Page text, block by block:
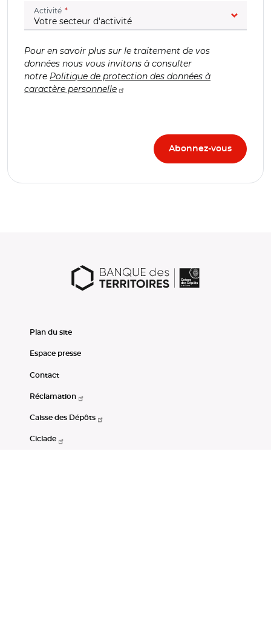
Activité (champ obligatoire)
Pour en savoir plus sur le traitement de vos
données nous vous invitons à consulter
notre Politique de protection des données à
caractère personnelle
Plan du site
Espace presse
Contact
Réclamation
Caisse des Dépôts
Ciclade